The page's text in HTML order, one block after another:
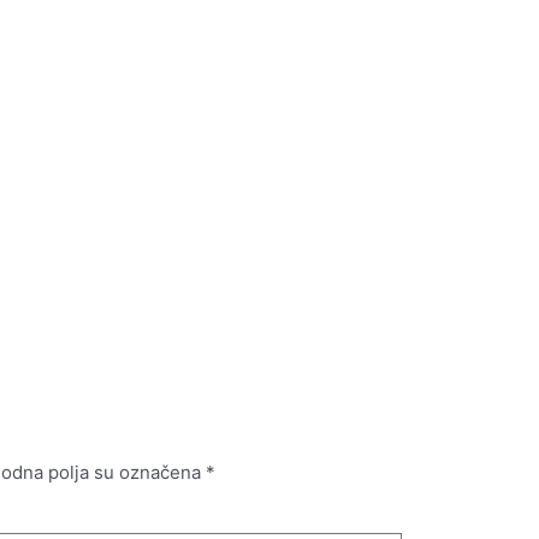
polja su označena *